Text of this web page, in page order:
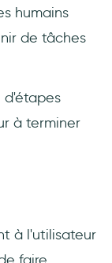
humains
de tâches
d'étapes
à terminer
à l'utilisateur